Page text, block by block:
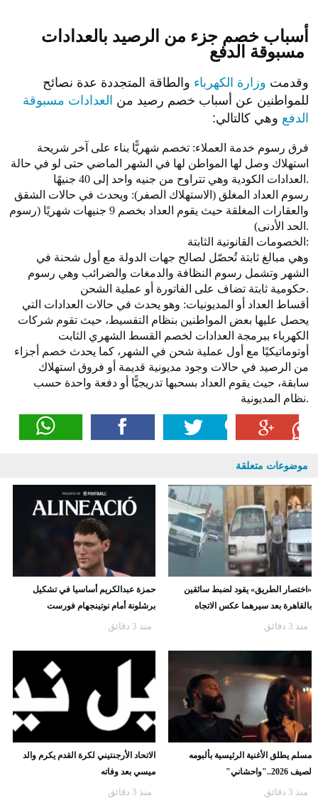
أسباب خصم جزء من الرصيد بالعدادات
وقدمت وزارة الكهرباء والطاقة المتجددة عدة نصائح
للمواطنين عن أسباب خصم رصيد من العدادات مسبوقة
الدفع وهي كالتالي:
فرق رسوم خدمة العملاء: تخصم شهريًّا بناء على آخر شريحة
استهلاك وصل لها المواطن لها في الشهر الماضي حتى لو في حالة
العدادات الكودية وهي تتراوح من جنيه واحد إلى 40 جنيهًا.
رسوم العداد المغلق (الاستهلاك الصفر): ويحدث في حالات الشقق
والعقارات المغلقة حيث يقوم العداد بخصم 9 جنيهات شهريًا (رسوم
الحد الأدنى).
الخصومات القانونية الثابتة:
وهي مبالغ ثابتة تُحصّل لصالح جهات الدولة مع أول شحنة في
الشهر وتشمل رسوم النظافة والدمغات والضرائب وهي رسوم
حكومية ثابتة تضاف على الفاتورة أو عملية الشحن.
أقساط العداد أو المديونيات: وهو يحدث في حالات العدادات التي
يحصل عليها بعض المواطنين بنظام التقسيط، حيث تقوم شركات
الكهرباء ببرمجة العدادات لخصم القسط الشهري الثابت
أوتوماتيكيًا مع أول عملية شحن في الشهر، كما يحدث خصم أجزاء
من الرصيد في حالات وجود مديونية قديمة أو فروق استهلاك
سابقة، حيث يقوم العداد بسحبها تدريجيًّا أو دفعة واحدة حسب
نظام المديونية.
موضوعات متعلقة
«اختصار الطريق» يقود لضبط سائقين
بالقاهرة بعد سيرهما عكس الاتجاه
منذ 3 دقائق
حمزة عبدالكريم أساسيا في تشكيل
برشلونة أمام نوتينجهام فورست
منذ 3 دقائق
مسلم يطلق الأغنية الرئيسية بألبومه
لصيف 2026.."واحشاني"
منذ 3 دقائق
الاتحاد الأرجنتيني لكرة القدم يكرم والد
ميسي بعد وفاته
منذ 3 دقائق